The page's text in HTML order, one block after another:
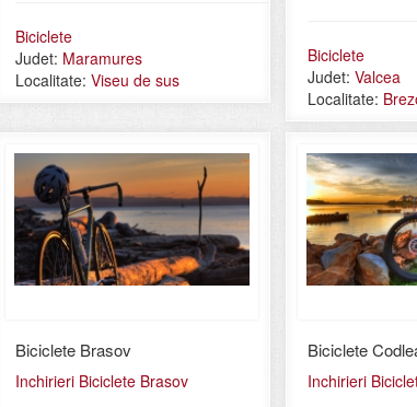
Biciclete
Judet: Maramures
Localitate: Viseu de sus
Biciclete
Judet:Valcea
Localitate:
Biciclete Brasov
Inchirieri Biciclete Brasov
Biciclete
Inchirieri